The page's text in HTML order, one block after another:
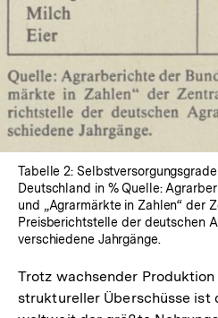
Tabelle 2:
Deutschland in % Quelle:
und „Agrarmärkte in Zahlen“ der
Preisberichtstelle der deutschen
verschiedene Jahrgänge.
Trotz wachsender
struktureller Überschüsse ist